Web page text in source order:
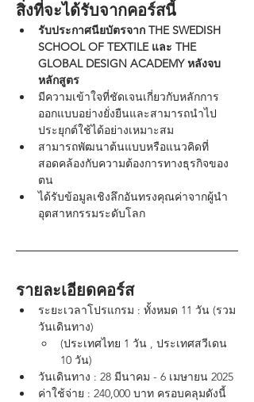
สิ่งที่จะได้รับจากคอร์สนี้
รับประกาศนียบัตรจาก THE SWEDISH
SCHOOL OF TEXTILE และ THE
GLOBAL DESIGN ACADEMY หลังจบ
หลักสูตร
มีความเข้าใจที่ชัดเจนเกี่ยวกับหลักการ
ออกแบบอย่างยั่งยืนและสามารถนำไป
ประยุกต์ใช้ได้อย่างเหมาะสม
สามารถพัฒนาต้นแบบหรือแนวคิดที่
สอดคล้องกับความต้องการทางธุรกิจของ
ตน
ได้รับข้อมูลเชิงลึกอันทรงคุณค่าจากผู้นำ
อุตสาหกรรมระดับโลก
รายละเอียดคอร์ส
ระยะเวลาโปรแกรม : ทั้งหมด 11 วัน (รวม
วันเดินทาง)
(ประเทศไทย 1 วัน , ประเทศสวีเดน
10 วัน)
วันเดินทาง : 28 มีนาคม - 6 เมษายน 2025
ค่าใช้จ่าย : 240,000 บาท ครอบคลุมดังนี้